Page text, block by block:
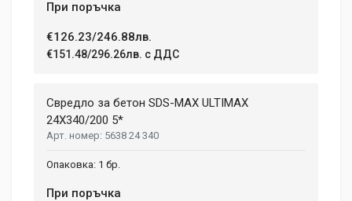
При поръчка
€126.23/246.88лв.
€151.48/296.26лв. с ДДС
Свредло за бетон SDS-MAX ULTIMAX
24X340/200 5*
5638 24 340
1 бр.
При поръчка